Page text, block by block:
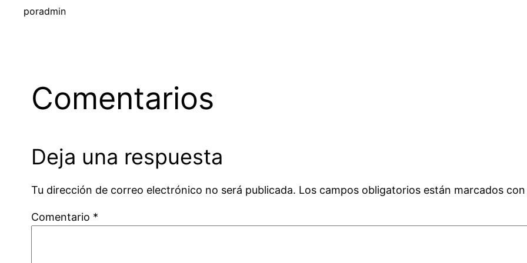
poradmin
Comentarios
Deja una respuesta
Tu dirección de correo electrónico no será publicada. Los campos obligatorios están marcados
Comentario *